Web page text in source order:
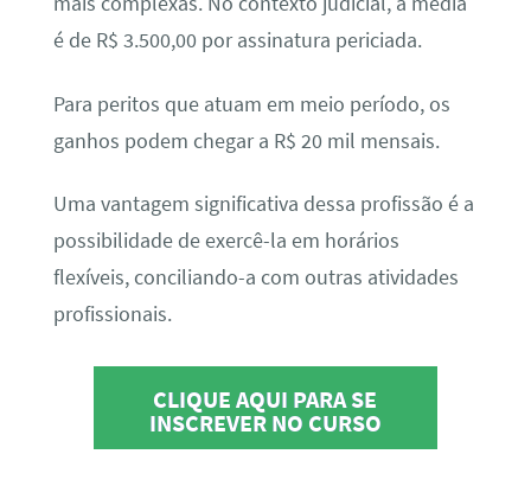
é de R$ 3.500,00 por assinatura periciada.
Para peritos que atuam em meio período, os
ganhos podem chegar a R$ 20 mil mensais.
Uma vantagem significativa dessa profissão é a
possibilidade de exercê-la em horários
flexíveis, conciliando-a com outras atividades
profissionais.
CLIQUE AQUI PARA SE
INSCREVER NO CURSO